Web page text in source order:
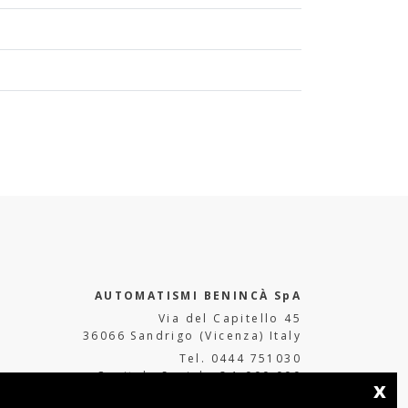
AUTOMATISMI BENINCÀ SpA
Via del Capitello 45
36066 Sandrigo (Vicenza) Italy
Tel. 0444 751030
Capitale Sociale € 1.000.000
x